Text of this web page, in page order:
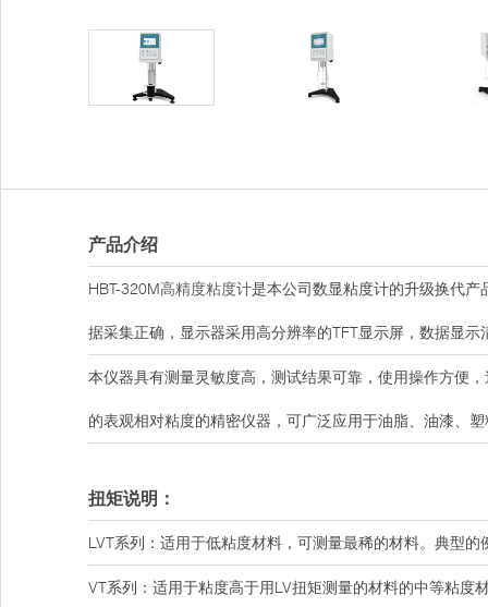
产品介绍
HBT-320M高精度粘度计是本公司数显粘度计的升级换代
据采集正确，显示器采用高分辨率的TFT显示屏，数据显示
本仪器具有测量灵敏度高，测试结果可靠，使用操作方便
的表观相对粘度的精密仪器，可广泛应用于油脂、油漆、
扭矩说明：
LVT系列：适用于低粘度材料，可测量最稀的材料。典型
VT系列：适用于粘度高于用LV扭矩测量的材料的中等粘度